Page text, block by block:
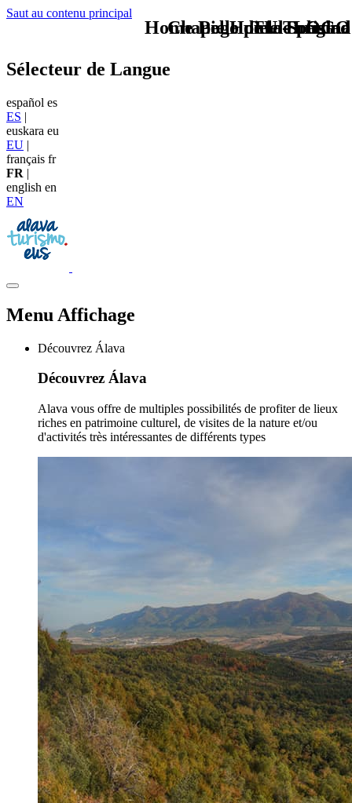
Saut au contenu principal
TU - LOGO
Sélecteur de Langue
español es
ES |
euskara eu
EU |
français fr
FR |
english en
EN
Menu Affichage
Découvrez Álava
Découvrez Álava
Alava vous offre de multiples possibilités de profiter de lieux
riches en patrimoine culturel, de visites de la nature et/ou
d'activités très intéressantes de différents types
Chapelle de la Soledad
Home Logo pie de página
Pie Home Turismo